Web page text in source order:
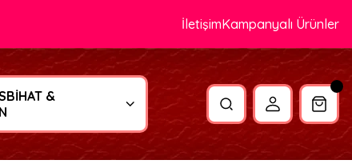
İletişimKampanyalı Ürünler
&